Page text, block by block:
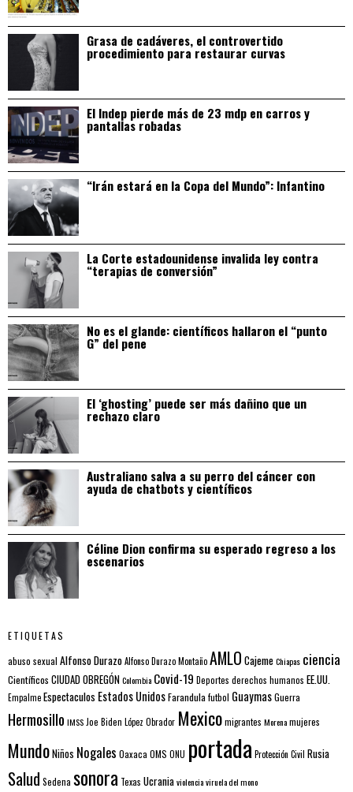
Grasa de cadáveres, el controvertido
procedimiento para restaurar curvas
El Indep pierde más de 23 mdp en carros y
pantallas robadas
“Irán estará en la Copa del Mundo”: Infantino
La Corte estadounidense invalida ley contra
“terapias de conversión”
No es el glande: científicos hallaron el “punto
G” del pene
El ‘ghosting’ puede ser más dañino que un
rechazo claro
Australiano salva a su perro del cáncer con
ayuda de chatbots y científicos
Céline Dion confirma su esperado regreso a los
escenarios
ETIQUETAS
abuso sexual Alfonso DurazoAlfonso Durazo MontañoAMLO CajemeChiapas ciencia
Científicos CIUDAD OBREGÓNColombia Covid-19 Deportes derechos humanos EE.UU.
EmpalmeEspectaculos Estados UnidosFarandulafutbol GuaymasGuerra
Hermosillo IMSS Joe Biden López Obrador Mexicomigrantes Morenamujeres
MundoNiños Nogales Oaxaca OMS ONU portada Protección Civil Rusia
Salud Sedena sonora Texas Ucraniaviolenciaviruela del mono